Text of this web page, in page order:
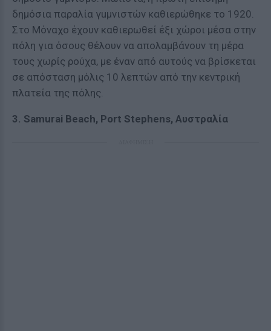
δημόσια παραλία γuμνιστών καθιερώθηκε το 1920.
Στο Μόναχο έχουν καθιερωθεί έξι χώροι μέσα στην
πόλη για όσους θέλουν να απολαμβάνουν τη μέρα
τους χωρίς ρούχα, με έναν από αυτούς να βρίσκεται
σε απόσταση μόλις 10 λεπτών από την κεντρική
πλατεία της πόλης.
3. Samurai Beach, Port Stephens, Αυστραλία